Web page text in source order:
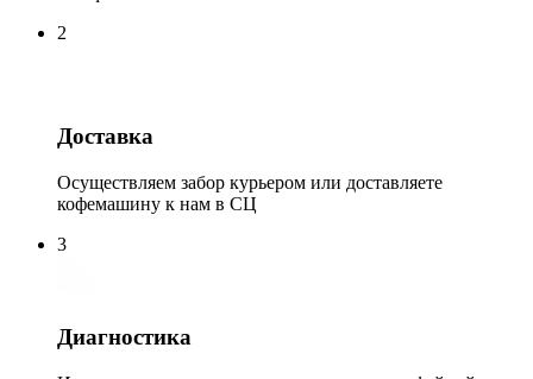
2
Доставка
Осуществляем забор курьером или доставляете
кофемашину к нам в СЦ
3
Диагностика